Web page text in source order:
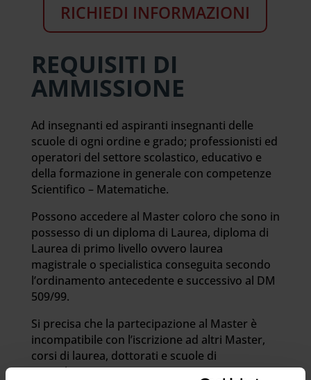
RICHIEDI INFORMAZIONI
REQUISITI DI
AMMISSIONE
Ad insegnanti ed aspiranti insegnanti delle
scuole di ogni ordine e grado; professionisti ed
operatori del settore scolastico, educativo e
della formazione in generale con competenze
Scientifico – Matematiche.
Possono accedere al Master coloro che sono in
possesso di un diploma di Laurea, diploma di
Laurea di primo livello ovvero laurea
magistrale o specialistica conseguita secondo
l’ordinamento antecedente e successivo al DM
509/99.
Si precisa che la partecipazione al Master è
incompatibile con l’iscrizione ad altri Master,
corsi di laurea, dottorati e scuole di
specializzazione.